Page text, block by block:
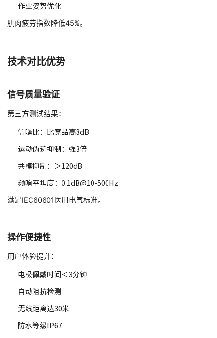
作业姿势优化
肌肉疲劳指数降低45%。
技术对比优势
信号质量验证
第三方测试结果：
信噪比：比竞品高8dB
运动伪迹抑制：强3倍
共模抑制：＞120dB
频响平坦度：0.1dB@10-500Hz
满足IEC60601医用电气标准。
操作便捷性
用户体验提升：
电极佩戴时间＜3分钟
自动阻抗检测
无线距离达30米
防水等级IP67